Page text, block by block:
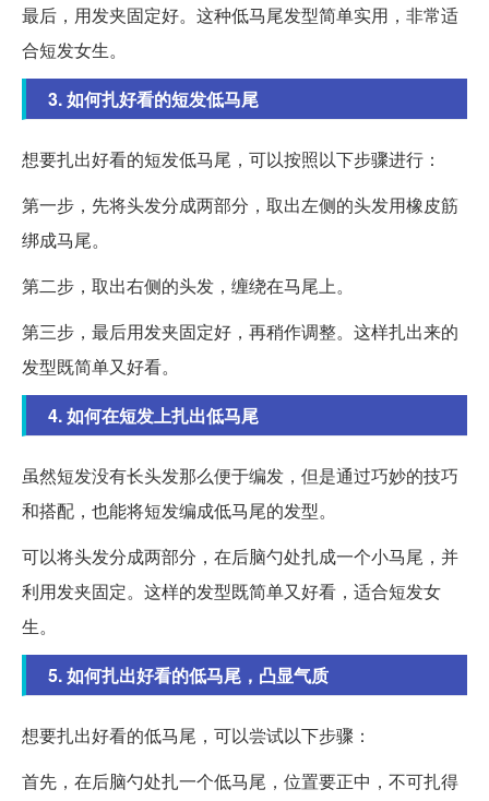
最后，用发夹固定好。这种低马尾发型简单实用，非常适
合短发女生。
3. 如何扎好看的短发低马尾
想要扎出好看的短发低马尾，可以按照以下步骤进行：
第一步，先将头发分成两部分，取出左侧的头发用橡皮筋
绑成马尾。
第二步，取出右侧的头发，缠绕在马尾上。
第三步，最后用发夹固定好，再稍作调整。这样扎出来的
发型既简单又好看。
4. 如何在短发上扎出低马尾
虽然短发没有长头发那么便于编发，但是通过巧妙的技巧
和搭配，也能将短发编成低马尾的发型。
可以将头发分成两部分，在后脑勺处扎成一个小马尾，并
利用发夹固定。这样的发型既简单又好看，适合短发女
生。
5. 如何扎出好看的低马尾，凸显气质
想要扎出好看的低马尾，可以尝试以下步骤：
首先，在后脑勺处扎一个低马尾，位置要正中，不可扎得